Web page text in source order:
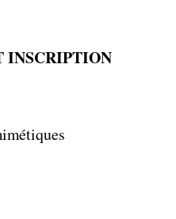
INSCRIPTION